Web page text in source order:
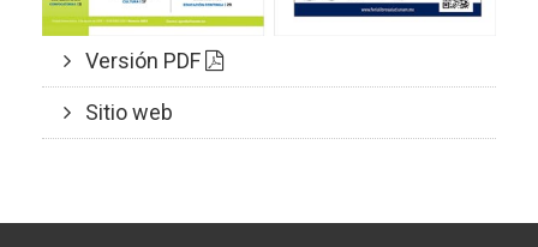
Versión PDF
Sitio web